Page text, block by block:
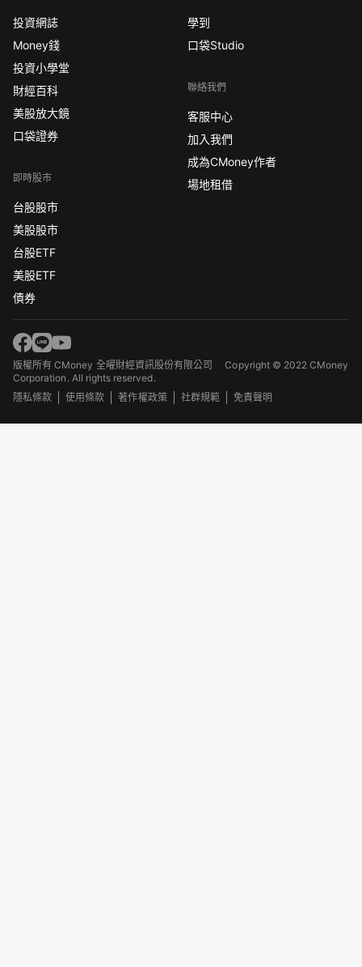
投資網誌
Money錢
投資小學堂
財經百科
美股放大鏡
口袋證券
即時股市
台股股市
美股股市
台股ETF
美股ETF
債券
學到
口袋Studio
聯絡我們
客服中心
加入我們
成為CMoney作者
場地租借
版權所有 CMoney 全曜財經資訊股份有限公司Copyright © 2022 CMoney
Corporation. All rights reserved.
隱私條款
使用條款 著作權政策 社群規範 免責聲明